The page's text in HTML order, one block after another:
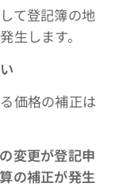
て登記簿の地
生します。
価格の補正は
変更が登記申
の補正が発生